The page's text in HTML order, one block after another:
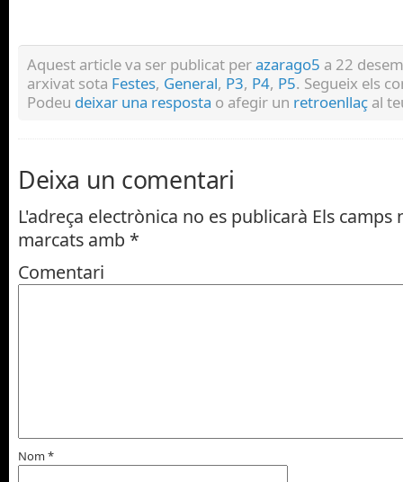
Aquest article va ser publicat perazarago5 a 22
arxivat sota Festes, General, P3, P4, P5. Segueix els
Podeu deixar una resposta o afegir un retroenllaç al
Deixa un comentari
L'adreça electrònica no es publicarà Els camps
marcats amb *
Comentari
Nom *